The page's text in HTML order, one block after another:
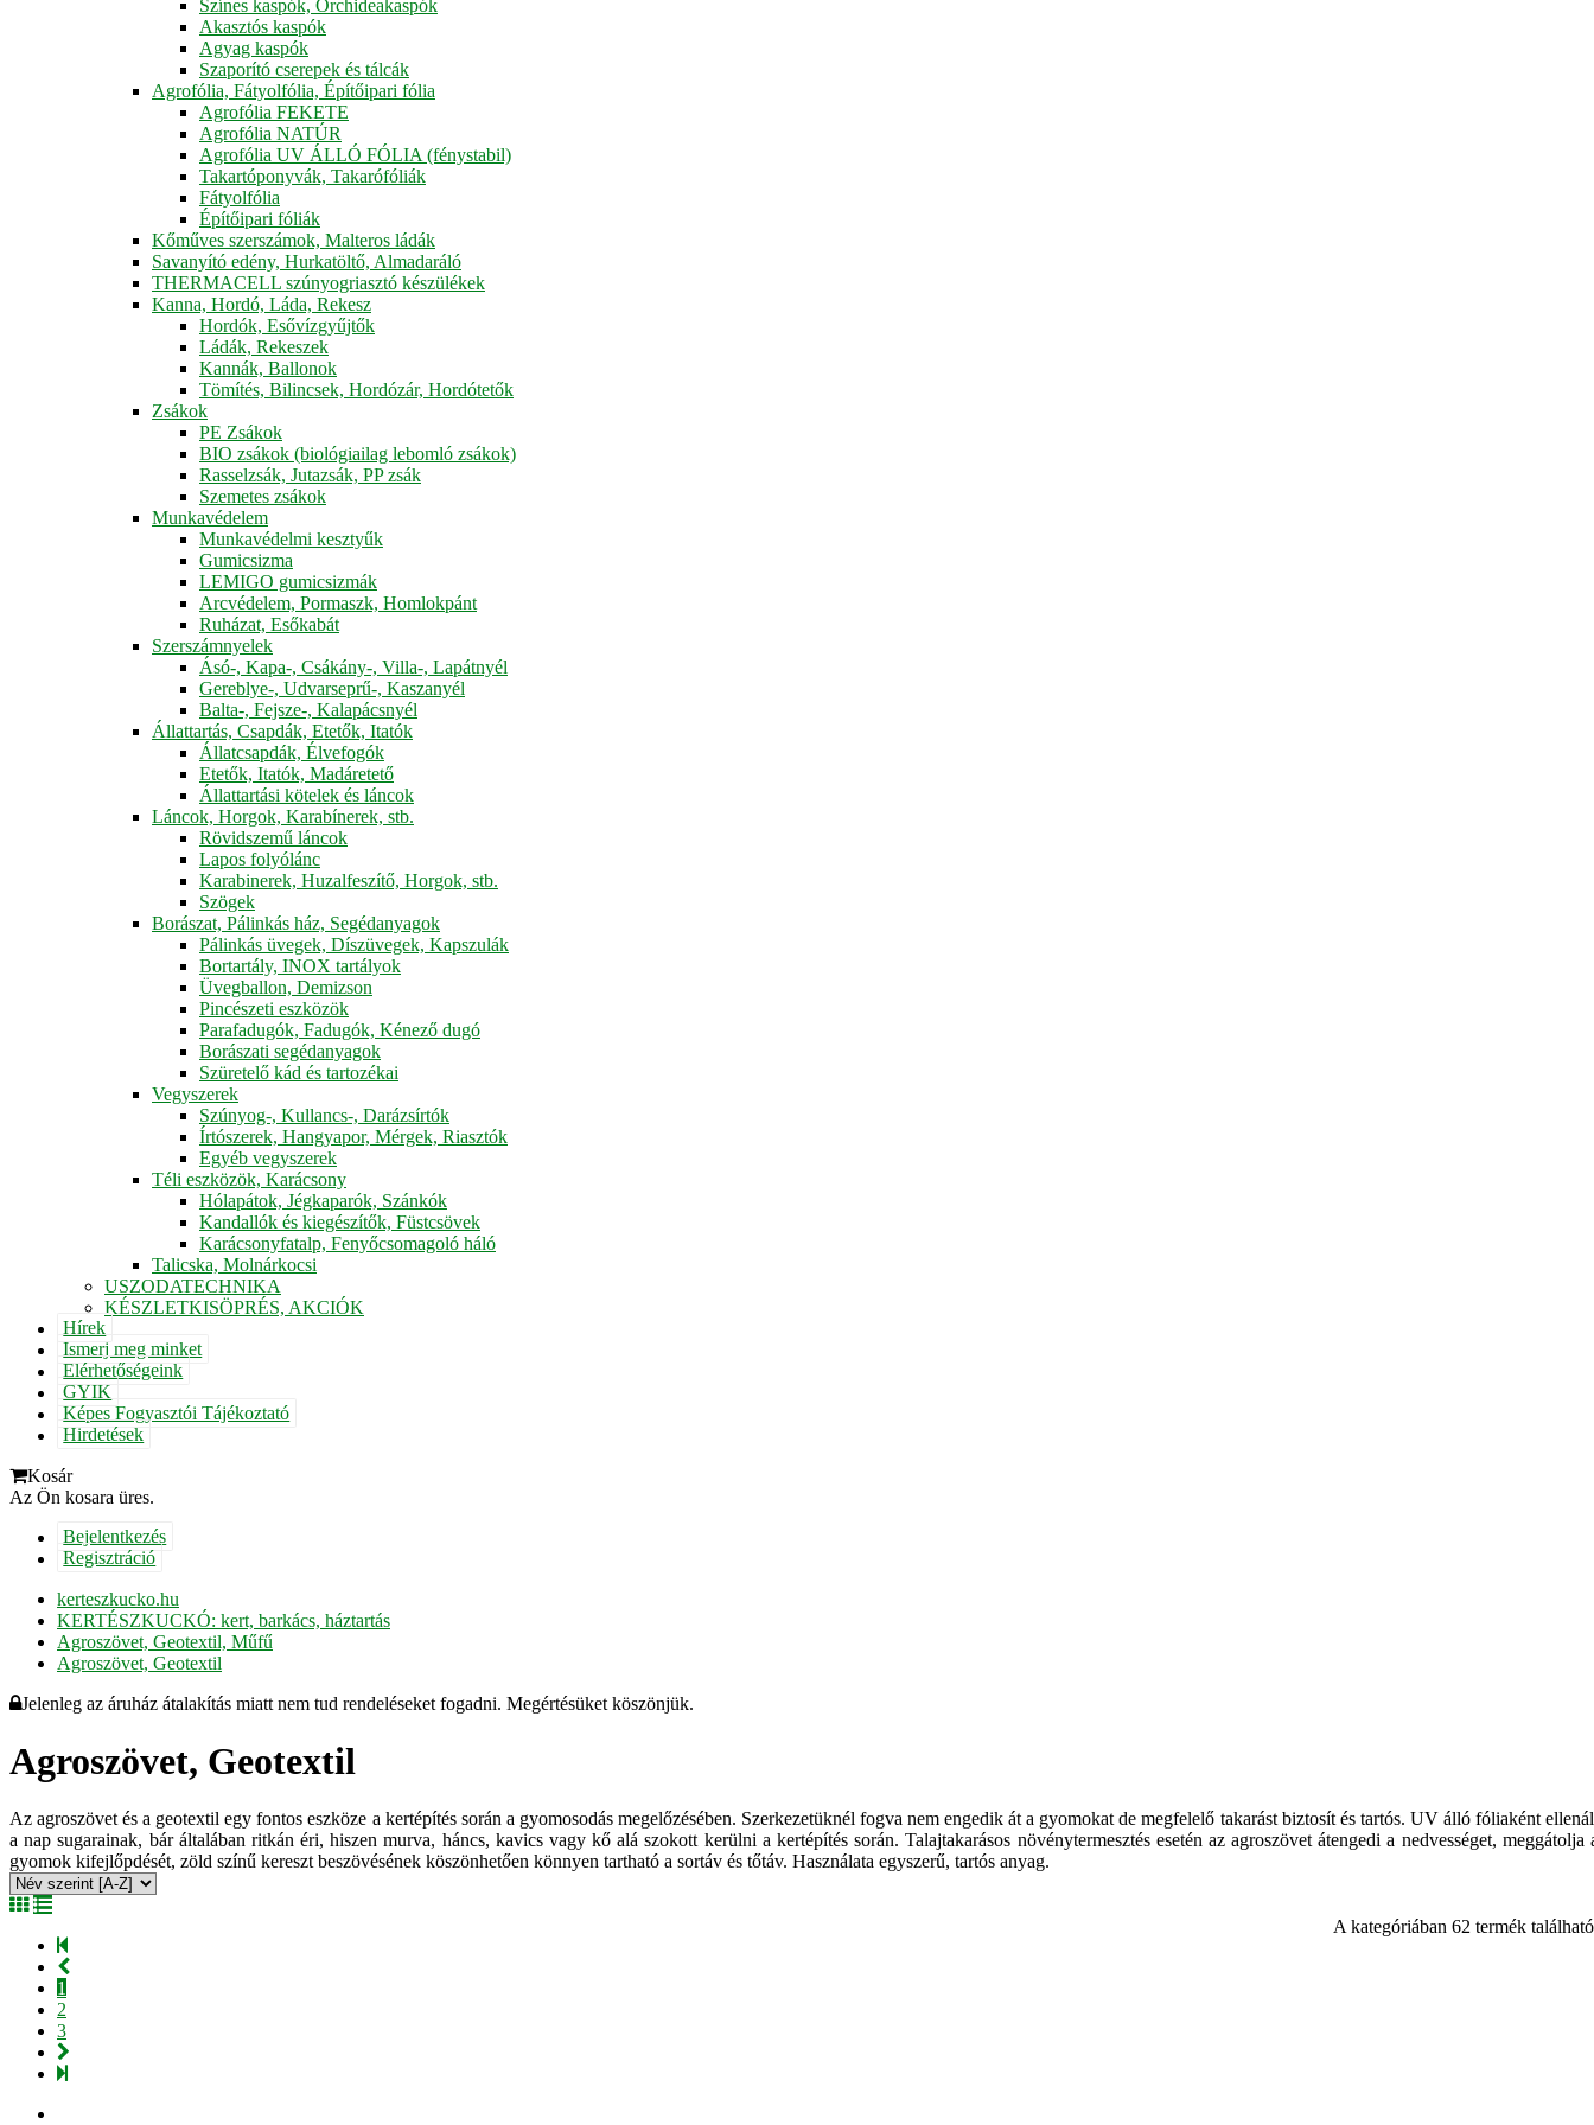
Színes kaspók, Orchideakaspók
Akasztós kaspók
Agyag kaspók
Szaporító cserepek és tálcák
Agrofólia, Fátyolfólia, Építőipari fólia
Agrofólia FEKETE
Agrofólia NATÚR
Agrofólia UV ÁLLÓ FÓLIA (fénystabil)
Takartóponyvák, Takarófóliák
Fátyolfólia
Építőipari fóliák
Kőműves szerszámok, Malteros ládák
Savanyító edény, Hurkatöltő, Almadaráló
THERMACELL szúnyogriasztó készülékek
Kanna, Hordó, Láda, Rekesz
Hordók, Esővízgyűjtők
Ládák, Rekeszek
Kannák, Ballonok
Tömítés, Bilincsek, Hordózár, Hordótetők
Zsákok
PE Zsákok
BIO zsákok (biológiailag lebomló zsákok)
Rasselzsák, Jutazsák, PP zsák
Szemetes zsákok
Munkavédelem
Munkavédelmi kesztyűk
Gumicsizma
LEMIGO gumicsizmák
Arcvédelem, Pormaszk, Homlokpánt
Ruházat, Esőkabát
Szerszámnyelek
Ásó-, Kapa-, Csákány-, Villa-, Lapátnyél
Gereblye-, Udvarseprű-, Kaszanyél
Balta-, Fejsze-, Kalapácsnyél
Állattartás, Csapdák, Etetők, Itatók
Állatcsapdák, Élvefogók
Etetők, Itatók, Madáretető
Állattartási kötelek és láncok
Láncok, Horgok, Karabínerek, stb.
Rövidszemű láncok
Lapos folyólánc
Karabinerek, Huzalfeszítő, Horgok, stb.
Szögek
Borászat, Pálinkás ház, Segédanyagok
Pálinkás üvegek, Díszüvegek, Kapszulák
Bortartály, INOX tartályok
Üvegballon, Demizson
Pincészeti eszközök
Parafadugók, Fadugók, Kénező dugó
Borászati segédanyagok
Szüretelő kád és tartozékai
Vegyszerek
Szúnyog-, Kullancs-, Darázsírtók
Írtószerek, Hangyapor, Mérgek, Riasztók
Egyéb vegyszerek
Téli eszközök, Karácsony
Hólapátok, Jégkaparók, Szánkók
Kandallók és kiegészítők, Füstcsövek
Karácsonyfatalp, Fenyőcsomagoló háló
Talicska, Molnárkocsi
USZODATECHNIKA
KÉSZLETKISÖPRÉS, AKCIÓK
Hírek
Ismerj meg minket
Elérhetőségeink
GYIK
Képes Fogyasztói Tájékoztató
Hirdetések
Kosár
Az Ön kosara üres.
Bejelentkezés
Regisztráció
kerteszkucko.hu
KERTÉSZKUCKÓ: kert, barkács, háztartás
Agroszövet, Geotextil, Műfű
Agroszövet, Geotextil
Jelenleg az áruház átalakítás miatt nem tud rendeléseket fogadni. Megértésüket köszönjük.
Agroszövet, Geotextil
Az agroszövet és a geotextil egy fontos eszköze a kertépítés során a gyomosodás megelőzésében. Szerkezetüknél fogva nem engedik át a gyomokat de megfelelő takarást biztosít és tartós. UV álló fóliaként
a nap sugarainak, bár általában ritkán éri, hiszen murva, háncs, kavics vagy kő alá szokott kerülni a kertépítés során. Talajtakarásos növénytermesztés esetén az agroszövet átengedi a nedvességet, meggátolja
gyomok kifejlőpdését, zöld színű kereszt beszövésének köszönhetően könnyen tartható a sortáv és tőtáv. Használata egyszerű, tartós anyag.
A kategóriában 62 termék
1
2
3